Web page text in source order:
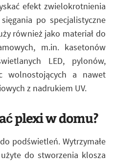
efekt zwielokrotnienia
po specjalistyczne
również jako materiał do
m.in. kasetonów
LED, pylonów,
wolnostojących a nawet
z nadrukiem UV.
plexi w domu?
podświetleń. Wytrzymałe
do stworzenia klosza